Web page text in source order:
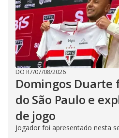
DO R7/07/08/2026
Domingos Duarte
do São Paulo e
de jogo
Jogador foi apresentado nesta